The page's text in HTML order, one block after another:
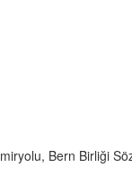
Bern Birliği